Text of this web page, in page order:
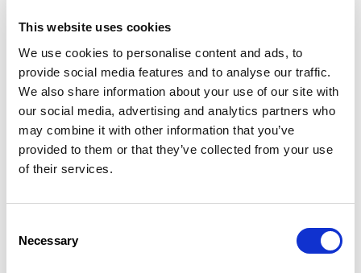
This website uses cookies
We use cookies to personalise content and ads, to
provide social media features and to analyse our traffic.
We also share information about your use of our site with
our social media, advertising and analytics partners who
may combine it with other information that you’ve
provided to them or that they’ve collected from your use
of their services.
Selection
Necessary
Thème :
Les cyberattaques ont changé de dimension
du fait des nouveaux modes de travail, des
nouveaux modes de consommation de l’IT et
d’un contexte géopolitique plus qu’incertain.
En 2021, le déferlement d’attaques diverses
et variées a paralysé différents secteurs
d’activité.
menace informatique, de proposer des
et d‘explorer les possibles formes de parades